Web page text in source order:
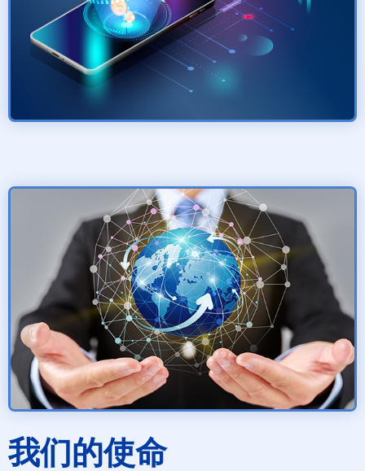
我们的使命